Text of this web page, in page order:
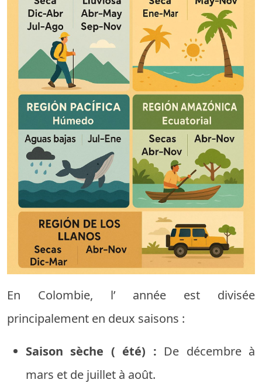
En Colombie, l’ année est
divisée
principalement en deux saisons :
Saison sèche ( été) : De décembre à
mars et de juillet à août.